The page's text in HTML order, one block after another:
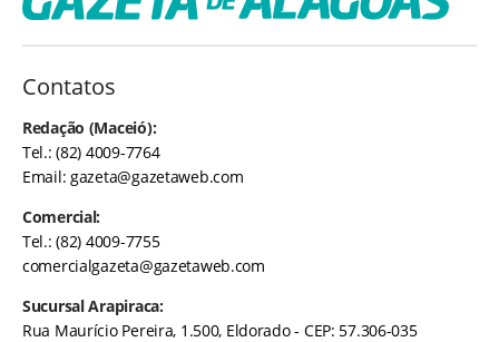
Contatos
Redação (Maceió):
Tel.: (82) 4009-7764
Email:gazeta@gazetaweb.com
Comercial:
Tel.: (82) 4009-7755
comercialgazeta@gazetaweb.com
Sucursal Arapiraca:
Rua Maurício Pereira, 1.500, Eldorado - CEP: 57.306-035